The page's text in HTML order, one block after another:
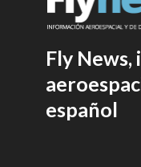
Fly
español